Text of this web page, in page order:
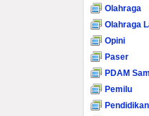
Olahraga
Olahraga
Opini
Paser
PDAM
Pemilu
Pendidikan